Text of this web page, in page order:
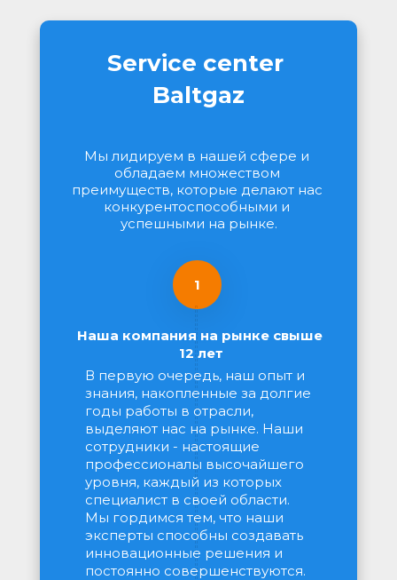
Service center
Baltgaz
Мы лидируем в нашей сфере и
обладаем множеством
преимуществ, которые делают нас
конкурентоспособными и
успешными на рынке.
Наша компания на рынке свыше
12 лет
В первую очередь, наш опыт и
знания, накопленные за долгие
годы работы в отрасли,
выделяют нас на рынке. Наши
сотрудники - настоящие
профессионалы высочайшего
уровня, каждый из которых
специалист в своей области.
Мы гордимся тем, что наши
эксперты способны создавать
инновационные решения и
постоянно совершенствуются.
1